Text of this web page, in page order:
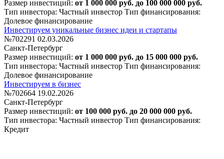
Размер инвестиций: от 1 000 000 руб. до 100 000 000 руб.
Тип инвестора: Частный инвестор Тип финансирования:
Долевое финансирование
Инвестируем уникальные бизнес идеи и стартапы
№702291 02.03.2026
Санкт-Петербург
Размер инвестиций: от 1 000 000 руб. до 15 000 000 руб.
Тип инвестора: Частный инвестор Тип финансирования:
Долевое финансирование
Инвестируем в бизнес
№702664 19.02.2026
Санкт-Петербург
Размер инвестиций: от 100 000 руб. до 20 000 000 руб.
Тип инвестора: Частный инвестор Тип финансирования:
Кредит